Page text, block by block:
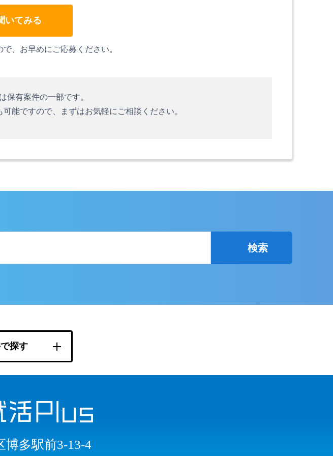
いてみる
、お早めにご応募ください。
保有案件の一部です。
能ですので、まずはお気軽にご相談ください。
探す
博多駅前3-13-4